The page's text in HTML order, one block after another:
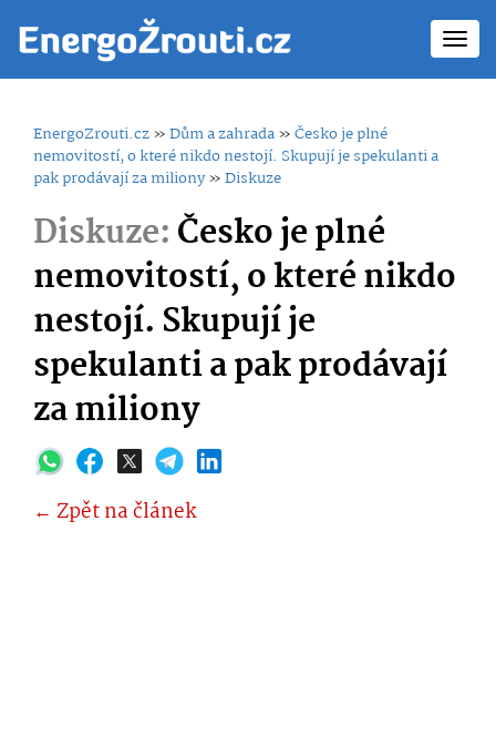
EnergoZrouti.cz»Dům a zahrada»Česko je plné
nemovitostí, o které nikdo nestojí. Skupují je spekulanti a
pak prodávají za miliony»Diskuze
Diskuze:Česko je plné
nemovitostí, o které nikdo
nestojí. Skupují je
spekulanti a pak prodávají
za miliony
← Zpět na článek